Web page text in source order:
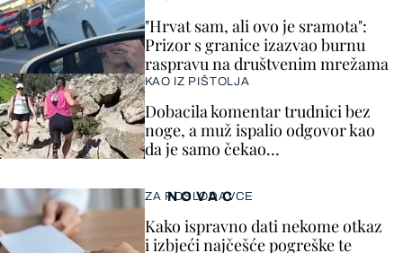
"Hrvat sam, ali ovo je sramota":
Prizor s granice izazvao burnu
raspravu na društvenim mrežama
KAO IZ PIŠTOLJA
Dobacila komentar trudnici bez
noge, a muž ispalio odgovor kao
da je samo čekao…
NOVAC
ZA POSLODAVCE
Kako ispravno dati nekome otkaz
i izbjeći najčešće pogreške te